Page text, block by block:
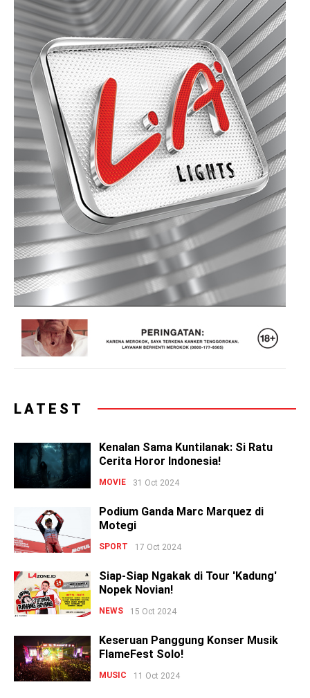
LATEST
Kenalan Sama Kuntilanak: Si Ratu
Cerita Horor Indonesia!
MOVIE 31 Oct 2024
Podium Ganda Marc Marquez di
Motegi
SPORT 17 Oct 2024
Siap-Siap Ngakak di Tour 'Kadung'
Nopek Novian!
NEWS 15 Oct 2024
Keseruan Panggung Konser Musik
FlameFest Solo!
MUSIC 11 Oct 2024